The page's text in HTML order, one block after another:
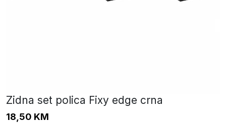
Zidna set polica Fixy edge crna
18,50 KM